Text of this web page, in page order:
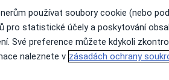
Zítra
9 Srpen
Po
10 Srpen
Út
11 Srpen
používat soubory cookie (nebo
pro statistické účely a poskytování
Své preference můžete kdykoli
naleznete v zásadách ochrany